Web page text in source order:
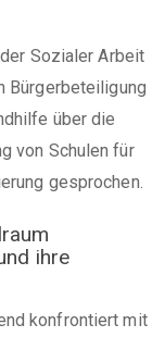
Sozialer Arbeit
Bürgerbeteiligung
über die
von Schulen für
gesprochen.
ihre
konfrontiert mit